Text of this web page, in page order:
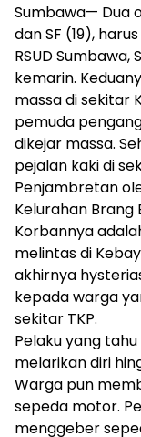
Sumbawa— Dua
dan SF (19),
RSUD
kemarin.
massa di sekitar
pemuda
dikejar massa.
pejalan kaki di
Penjambretan
Kelurahan Brang
Korbannya
melintas di
akhirnya
kepada warga
sekitar TKP.
Pelaku yang
melarikan diri
Warga pun
sepeda motor.
menggeber